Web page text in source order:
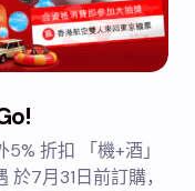
折扣 「機+酒」
7月31日前訂購，